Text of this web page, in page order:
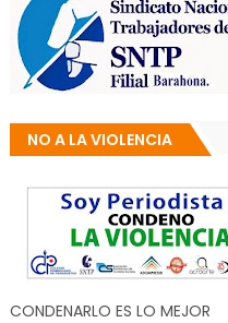
NO A LA VIOLENCIA
CONDENARLO ES LO MEJOR